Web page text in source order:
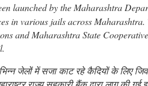
launched by the Maharashtra
in various jails across Maharashtra.
and Maharashtra State
जेलों में सजा काट रहे कैदियों के लिए